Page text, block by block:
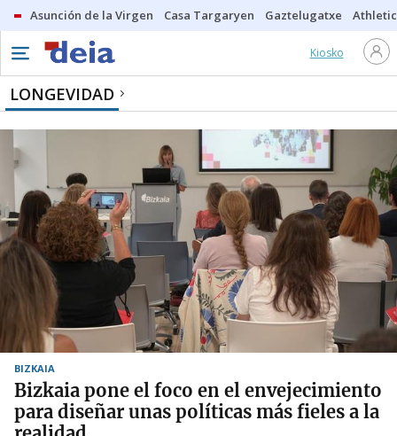
Asunción de la Virgen Casa Targaryen Gaztelugatxe Athletic
Kiosko
LONGEVIDAD
BIZKAIA
Bizkaia pone el foco en el envejecimiento
para diseñar unas políticas más fieles a la